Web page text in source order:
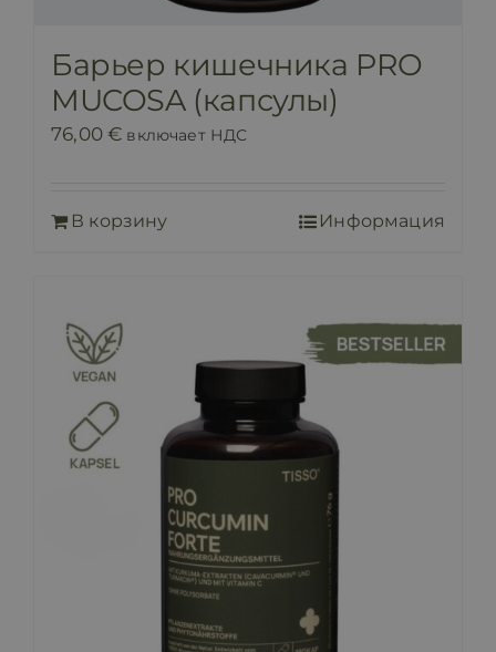
Барьер кишечника PRO
MUCOSA (капсулы)
76,00€ включает НДС
В корзину Информация